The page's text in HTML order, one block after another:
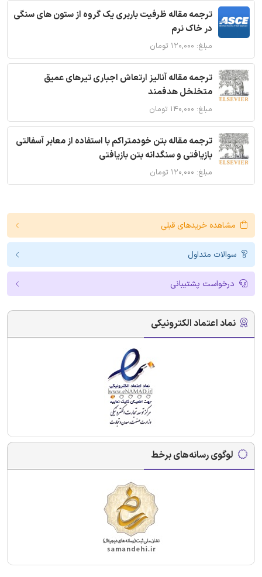
ترجمه مقاله ظرفیت باربری یک گروه از ستون های سنگی
در خاک نرم
مبلغ: ۱۲۰,۰۰۰ تومان
ترجمه مقاله آنالیز ارتعاش اجباری تیرهای عمیق
متخلخل هدفمند
مبلغ: ۱۴۰,۰۰۰ تومان
ترجمه مقاله بتن خودمتراکم با استفاده از معابر آسفالتی
بازیافتی و سنگدانه بتن بازیافتی
مبلغ: ۱۲۰,۰۰۰ تومان
مشاهده خریدهای قبلی
سوالات متداول
درخواست پشتیبانی
نماد اعتماد الکترونیکی
لوگوی رسانه‌های برخط